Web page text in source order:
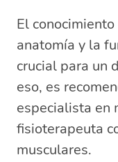
El
anatomía y la
crucial para un
eso, es
especialista en
fisioterapeuta
musculares.